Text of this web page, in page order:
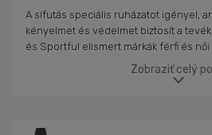
A sífutás speciális ruházatot igényel,
kényelmet és védelmet biztosít a
és Sportful elismert márkák férfi és
vannak tervezve, hogy optimális
legkeményebb téli körülmények között
Ezek a nadrágok ideálisak azoknak a
Zobraziť celý